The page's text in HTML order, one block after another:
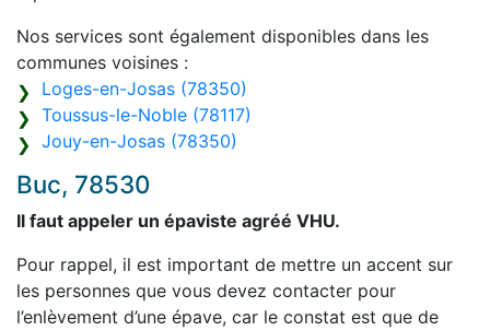
Nos services sont également disponibles dans les
communes voisines :
Loges-en-Josas (78350)
Toussus-le-Noble (78117)
Jouy-en-Josas (78350)
Buc, 78530
Il faut appeler un épaviste agréé VHU.
Pour rappel, il est important de mettre un accent sur
les personnes que vous devez contacter pour
l’enlèvement d’une épave, car le constat est que de